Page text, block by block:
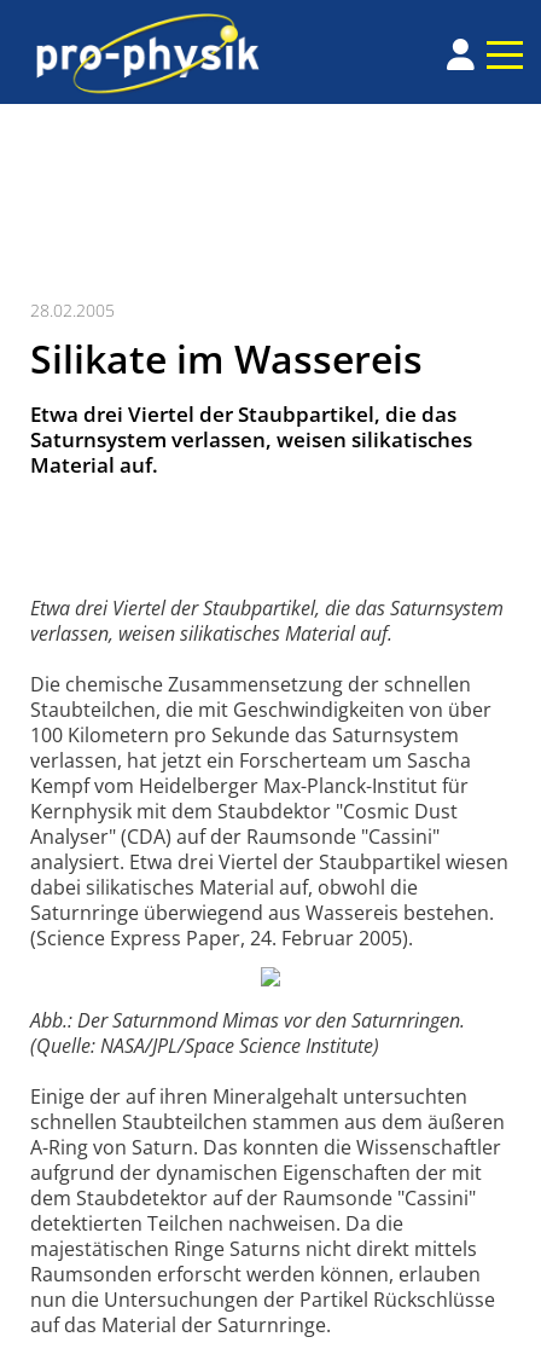
28.02.2005
Silikate im Wassereis
Etwa drei Viertel der Staubpartikel, die das
Saturnsystem verlassen, weisen silikatisches
Material auf.
Etwa drei Viertel der Staubpartikel, die das Saturnsystem
verlassen, weisen silikatisches Material auf.
Die chemische Zusammensetzung der schnellen
Staubteilchen, die mit Geschwindigkeiten von über
100 Kilometern pro Sekunde das Saturnsystem
verlassen, hat jetzt ein Forscherteam um Sascha
Kempf vom Heidelberger Max-Planck-Institut für
Kernphysik mit dem Staubdektor "Cosmic Dust
Analyser" (CDA) auf der Raumsonde "Cassini"
analysiert. Etwa drei Viertel der Staubpartikel wiesen
dabei silikatisches Material auf, obwohl die
Saturnringe überwiegend aus Wassereis bestehen.
(Science Express Paper, 24. Februar 2005).
Abb.: Der Saturnmond Mimas vor den Saturnringen.
(Quelle: NASA/JPL/Space Science Institute)
Einige der auf ihren Mineralgehalt untersuchten
schnellen Staubteilchen stammen aus dem äußeren
A-Ring von Saturn. Das konnten die Wissenschaftler
aufgrund der dynamischen Eigenschaften der mit
dem Staubdetektor auf der Raumsonde "Cassini"
detektierten Teilchen nachweisen. Da die
majestätischen Ringe Saturns nicht direkt mittels
Raumsonden erforscht werden können, erlauben
nun die Untersuchungen der Partikel Rückschlüsse
auf das Material der Saturnringe.